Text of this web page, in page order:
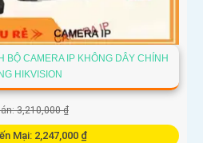
BỘ CAMERA IP KHÔNG DÂY CHÍNH
HIKVISION
3,210,000 ₫
Mại: 2,247,000 ₫